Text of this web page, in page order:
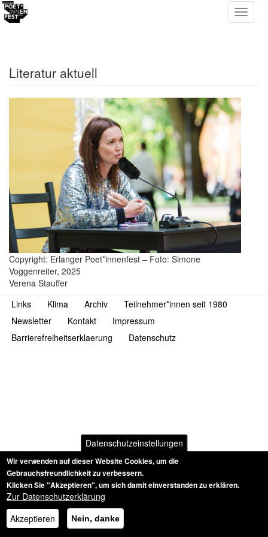
Datenschutzeinstellungen
Wir verwenden auf dieser Website Cookies, um die
Gebrauchsfreundlichkeit zu verbessern.
Klicken Sie "Akzeptieren", um sich damit einverstanden zu erklären.
Zur Datenschutzerklärung
Akzeptieren
Nein, danke
Literatur aktuell
Copyright: Erlanger Poet*innenfest – Foto: Simone
Voggenreiter, 2025
Verena Stauffer
Links
Klima Archiv
Teilnehmer*innen seit 1980
Newsletter
Kontakt
Impressum
Barrierefreiheitserklaerung
Datenschutz